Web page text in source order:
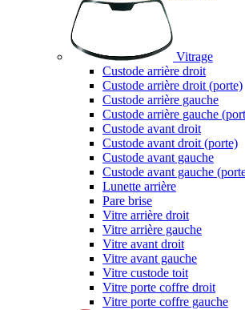
Vitrage
Custode arrière droit
Custode arrière droit (porte)
Custode arrière gauche
Custode arrière gauche
Custode avant droit
Custode avant droit (porte)
Custode avant gauche
Custode avant gauche
Lunette arrière
Pare brise
Vitre arrière droit
Vitre arrière gauche
Vitre avant droit
Vitre avant gauche
Vitre custode toit
Vitre porte coffre droit
Vitre porte coffre gauche